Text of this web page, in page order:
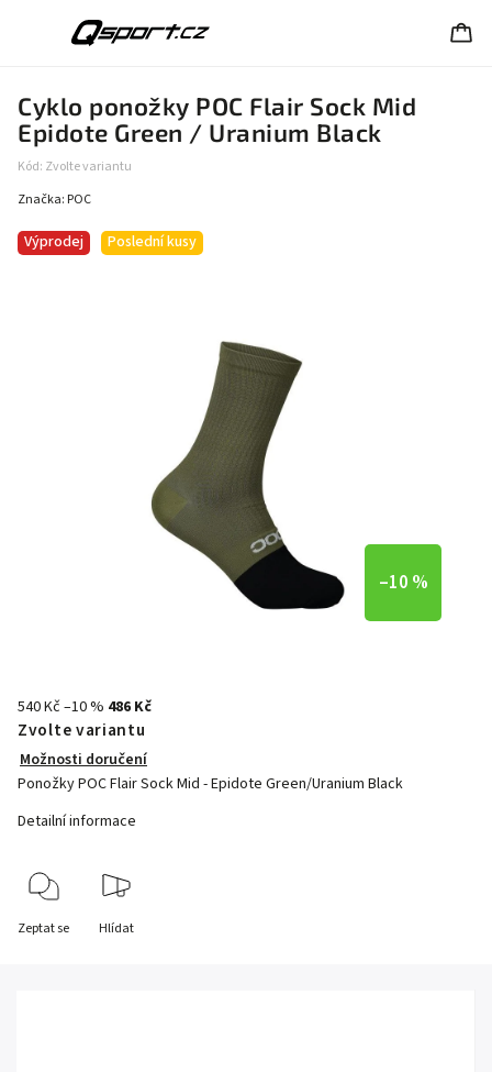
Cyklo ponožky POC Flair Sock Mid
Epidote Green / Uranium Black
Kód: Zvolte variantu
Výprodej Poslední kusy
Značka: POC
–10 %
540 Kč–10 % 486 Kč
Zvolte variantu
Možnosti doručení
Ponožky POC Flair Sock Mid - Epidote Green/Uranium Black
Detailní informace
Zeptat se Hlídat